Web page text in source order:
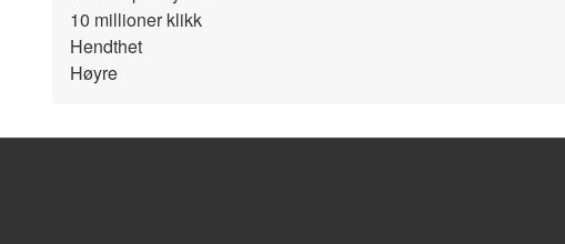
10 millioner klikk
Hendthet
Høyre